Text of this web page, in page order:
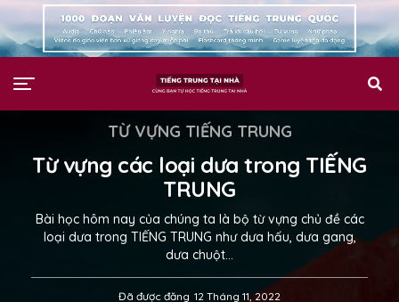
TỪ VỰNG TIẾNG TRUNG
Từ vựng các loại dưa trong TIẾNG
TRUNG
Bài học hôm nay của chúng ta là bộ từ vựng chủ đề các
loại dưa trong TIẾNG TRUNG như dưa hấu, dưa gang,
dưa chuột…
Đã được đăng 12 Tháng 11, 2022